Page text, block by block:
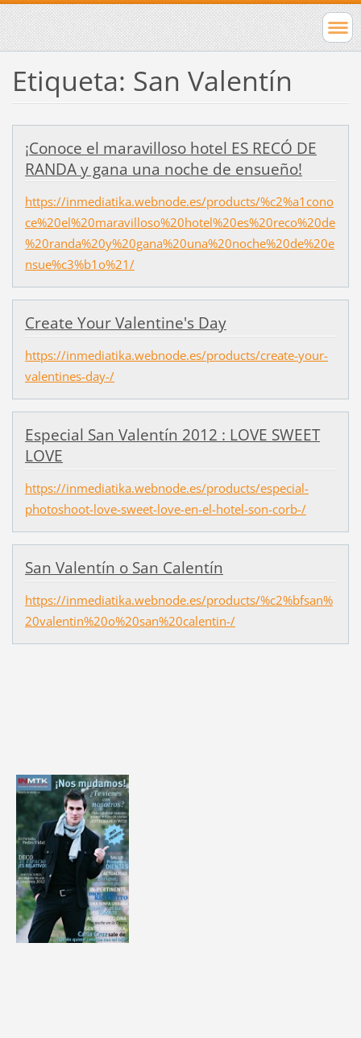
Etiqueta: San Valentín
¡Conoce el maravilloso hotel ES RECÓ DE
RANDA y gana una noche de ensueño!
https://inmediatika.webnode.es/products/%c2%a1cono
ce%20el%20maravilloso%20hotel%20es%20reco%20de
%20randa%20y%20gana%20una%20noche%20de%20e
nsue%c3%b1o%21/
Create Your Valentine's Day
https://inmediatika.webnode.es/products/create-your-
valentines-day-/
Especial San Valentín 2012 : LOVE SWEET
LOVE
https://inmediatika.webnode.es/products/especial-
photoshoot-love-sweet-love-en-el-hotel-son-corb-/
San Valentín o San Calentín
https://inmediatika.webnode.es/products/%c2%bfsan%
20valentin%20o%20san%20calentin-/